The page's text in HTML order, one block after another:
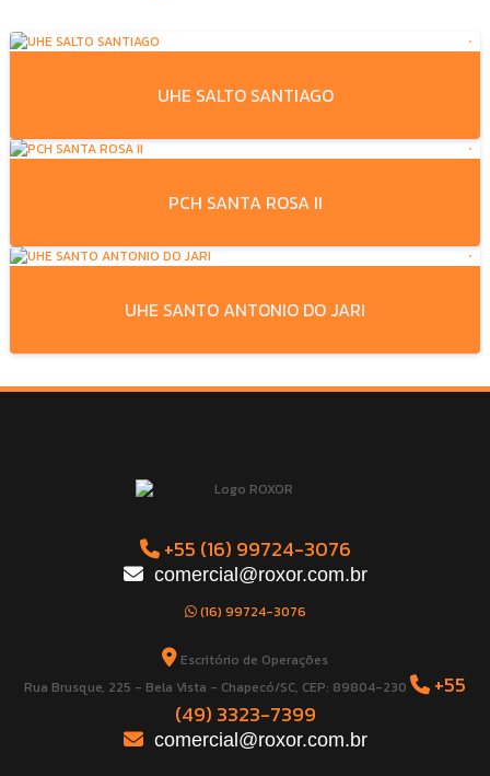
UHE SALTO SANTIAGO
PCH SANTA ROSA II
UHE SANTO ANTONIO DO JARI
+55 (16) 99724-3076
comercial@roxor.com.br
(16) 99724-3076
Escritório de Operações
Rua Brusque, 225 - Bela Vista - Chapecó/SC, CEP: 89804-230
+55
(49) 3323-7399
comercial@roxor.com.br